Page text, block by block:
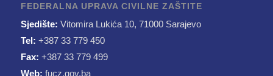
FEDERALNA UPRAVA CIVILNE ZAŠTITE
Sjedište: Vitomira Lukića 10, 71000 Sarajevo
Tel: +387 33 779 450
Fax: +387 33 779 499
Web: fucz.gov.ba